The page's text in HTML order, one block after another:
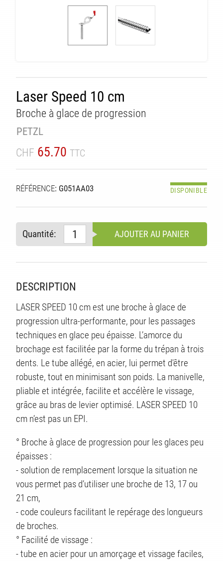
Laser Speed 10 cm
Broche à glace de progression
PETZL
CHF 65.70 TTC
RÉFÉRENCE: G051AA03 DISPONIBLE
Quantité: AJOUTER AU PANIER
DESCRIPTION
LASER SPEED 10 cm est une broche à glace de
progression ultra-performante, pour les passages
techniques en glace peu épaisse. L’amorce du
brochage est facilitée par la forme du trépan à trois
dents. Le tube allégé, en acier, lui permet d'être
robuste, tout en minimisant son poids. La manivelle,
pliable et intégrée, facilite et accélère le vissage,
grâce au bras de levier optimisé. LASER SPEED 10
cm n’est pas un EPI.
° Broche à glace de progression pour les glaces peu
épaisses :
- solution de remplacement lorsque la situation ne
vous permet pas d’utiliser une broche de 13, 17 ou
21 cm,
- code couleurs facilitant le repérage des longueurs
de broches.
° Facilité de vissage :
- tube en acier pour un amorçage et vissage faciles,